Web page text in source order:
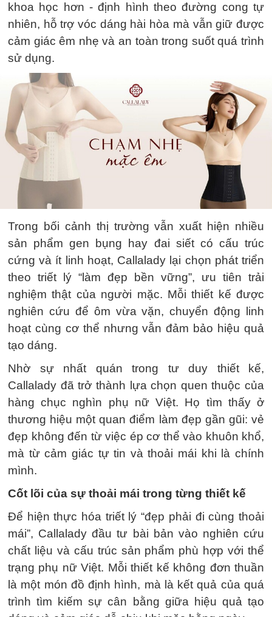
khoa học hơn - định hình theo đường cong tự
nhiên, hỗ trợ vóc dáng hài hòa mà vẫn giữ được
cảm giác êm nhẹ và an toàn trong suốt quá trình
sử dụng.
Trong bối cảnh thị trường vẫn xuất hiện nhiều
sản phẩm gen bụng hay đai siết có cấu trúc
cứng và ít linh hoạt, Callalady lại chọn phát triển
theo triết lý “làm đẹp bền vững”, ưu tiên trải
nghiệm thật của người mặc. Mỗi thiết kế được
nghiên cứu để ôm vừa vặn, chuyển động linh
hoạt cùng cơ thể nhưng vẫn đảm bảo hiệu quả
tạo dáng.
Nhờ sự nhất quán trong tư duy thiết kế,
Callalady đã trở thành lựa chọn quen thuộc của
hàng chục nghìn phụ nữ Việt. Họ tìm thấy ở
thương hiệu một quan điểm làm đẹp gần gũi: vẻ
đẹp không đến từ việc ép cơ thể vào khuôn khổ,
mà từ cảm giác tự tin và thoải mái khi là chính
mình.
Cốt lõi của sự thoải mái trong từng thiết kế
Để hiện thực hóa triết lý “đẹp phải đi cùng thoải
mái”, Callalady đầu tư bài bản vào nghiên cứu
chất liệu và cấu trúc sản phẩm phù hợp với thể
trạng phụ nữ Việt. Mỗi thiết kế không đơn thuần
là một món đồ định hình, mà là kết quả của quá
trình tìm kiếm sự cân bằng giữa hiệu quả tạo